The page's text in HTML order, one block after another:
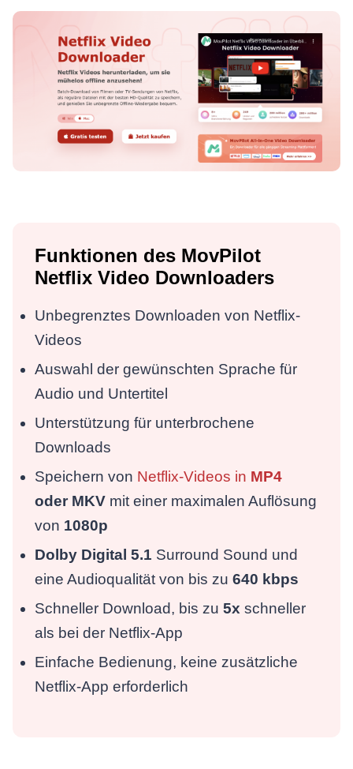
Funktionen des MovPilot
Netflix Video Downloaders
Unbegrenztes Downloaden von Netflix-
Videos
Auswahl der gewünschten Sprache für
Audio und Untertitel
Unterstützung für unterbrochene
Downloads
Speichern von Netflix-Videos in MP4
oder MKV mit einer maximalen Auflösung
von 1080p
Dolby Digital 5.1 Surround Sound und
eine Audioqualität von bis zu640 kbps
Schneller Download, bis zu5xschneller
als bei der Netflix-App
Einfache Bedienung, keine zusätzliche
Netflix-App erforderlich